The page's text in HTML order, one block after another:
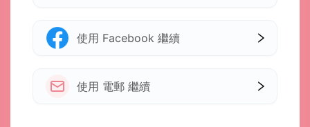
使用 Facebook 繼續
使用 電郵 繼續